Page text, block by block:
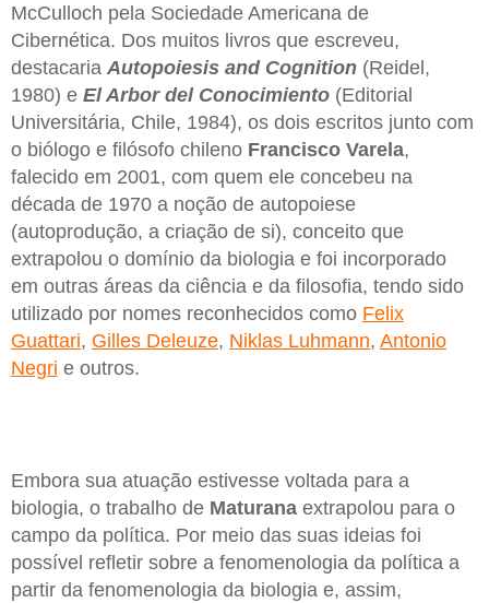
McCulloch pela Sociedade Americana de
Cibernética. Dos muitos livros que escreveu,
destacaria Autopoiesis and Cognition (Reidel,
1980) e El Arbor del Conocimiento (Editorial
Universitária, Chile, 1984), os dois escritos junto com
o biólogo e filósofo chileno Francisco Varela,
falecido em 2001, com quem ele concebeu na
década de 1970 a noção de autopoiese
(autoprodução, a criação de si), conceito que
extrapolou o domínio da biologia e foi incorporado
em outras áreas da ciência e da filosofia, tendo sido
utilizado por nomes reconhecidos como Felix
Guattari, Gilles Deleuze, Niklas Luhmann, Antonio
Negri e outros.
Embora sua atuação estivesse voltada para a
biologia, o trabalho de Maturana extrapolou para o
campo da política. Por meio das suas ideias foi
possível refletir sobre a fenomenologia da política a
partir da fenomenologia da biologia e, assim,